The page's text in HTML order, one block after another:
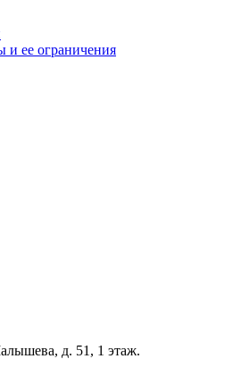
и ее ограничения
д. 51, 1 этаж.